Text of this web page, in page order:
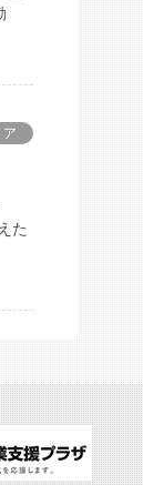
ア
た